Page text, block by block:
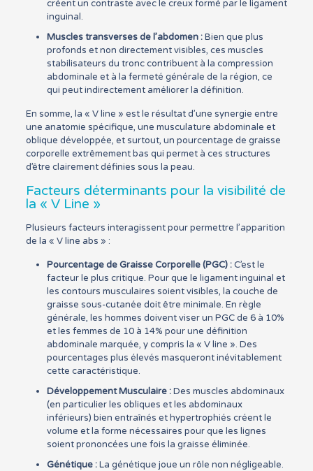
créent un contraste avec le creux formé par le ligament
inguinal.
Muscles transverses de l’abdomen :Bien que plus
profonds et non directement visibles, ces muscles
stabilisateurs du tronc contribuent à la compression
abdominale et à la fermeté générale de la région, ce
qui peut indirectement améliorer la définition.
En somme, la « V line » est le résultat d’une synergie entre
une anatomie spécifique, une musculature abdominale et
oblique développée, et surtout, un pourcentage de graisse
corporelle extrêmement bas qui permet à ces structures
d’être clairement définies sous la peau.
Facteurs déterminants pour la visibilité de
la « V Line »
Plusieurs facteurs interagissent pour permettre l’apparition
de la « V line abs » :
Pourcentage de Graisse Corporelle (PGC) :C’est le
facteur le plus critique. Pour que le ligament inguinal et
les contours musculaires soient visibles, la couche de
graisse sous-cutanée doit être minimale. En règle
générale, les hommes doivent viser un PGC de 6 à 10%
et les femmes de 10 à 14% pour une définition
abdominale marquée, y compris la « V line ». Des
pourcentages plus élevés masqueront inévitablement
cette caractéristique.
Développement Musculaire :Des muscles abdominaux
(en particulier les obliques et les abdominaux
inférieurs) bien entraînés et hypertrophiés créent le
volume et la forme nécessaires pour que les lignes
soient prononcées une fois la graisse éliminée.
Génétique :La génétique joue un rôle non négligeable.